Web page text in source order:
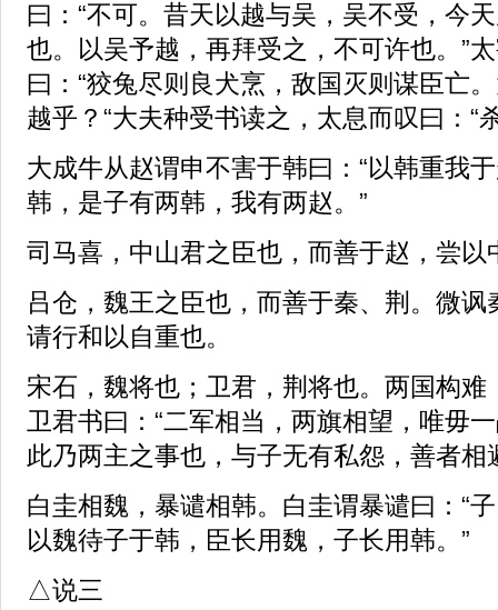
曰：“不可。昔天以越与吴，吴不受，今
也。以吴予越，再拜受之，不可许也。”
曰：“狡兔尽则良犬烹，敌国灭则谋臣亡
越乎？“大夫种受书读之，太息而叹曰：“
大成牛从赵谓申不害于韩曰：“以韩重我
韩，是子有两韩，我有两赵。”
司马喜，中山君之臣也，而善于赵，尝以
吕仓，魏王之臣也，而善于秦、荆。微
请行和以自重也。
宋石，魏将也；卫君，荆将也。两国构难
卫君书曰：“二军相当，两旗相望，唯毋
此乃两主之事也，与子无有私怨，善者相
白圭相魏，暴谴相韩。白圭谓暴谴曰：“
以魏待子于韩，臣长用魏，子长用韩。”
△说三